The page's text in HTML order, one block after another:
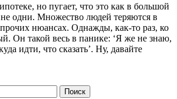
но пугает, что это как в большой
не одни. Множество людей теряются в
нюансах. Однажды, как-то раз, ко
Он такой весь в панике: ‘Я же не знаю,
идти, что сказать’. Ну, давайте